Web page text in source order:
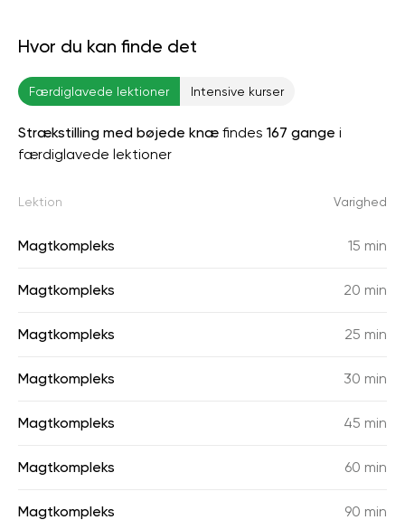
Hvor du kan finde det
Færdiglavede lektioner Intensive kurser
Strækstilling med bøjede knæ findes 167 gange i
færdiglavede lektioner
Lektion Varighed
Magtkompleks 15 min
Magtkompleks 20 min
Magtkompleks 25 min
Magtkompleks 30 min
Magtkompleks 45 min
Magtkompleks 60 min
Magtkompleks 90 min